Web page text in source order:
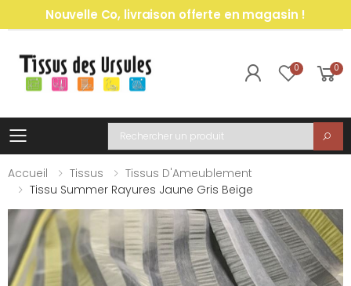
Nouvelle Co, livraison offerte en magasin !
0 0
Toggle mobile menu
Recherche
Accueil
Tissus
Tissus D'Ameublement
Tissu Summer Rayures Jaune Gris Beige